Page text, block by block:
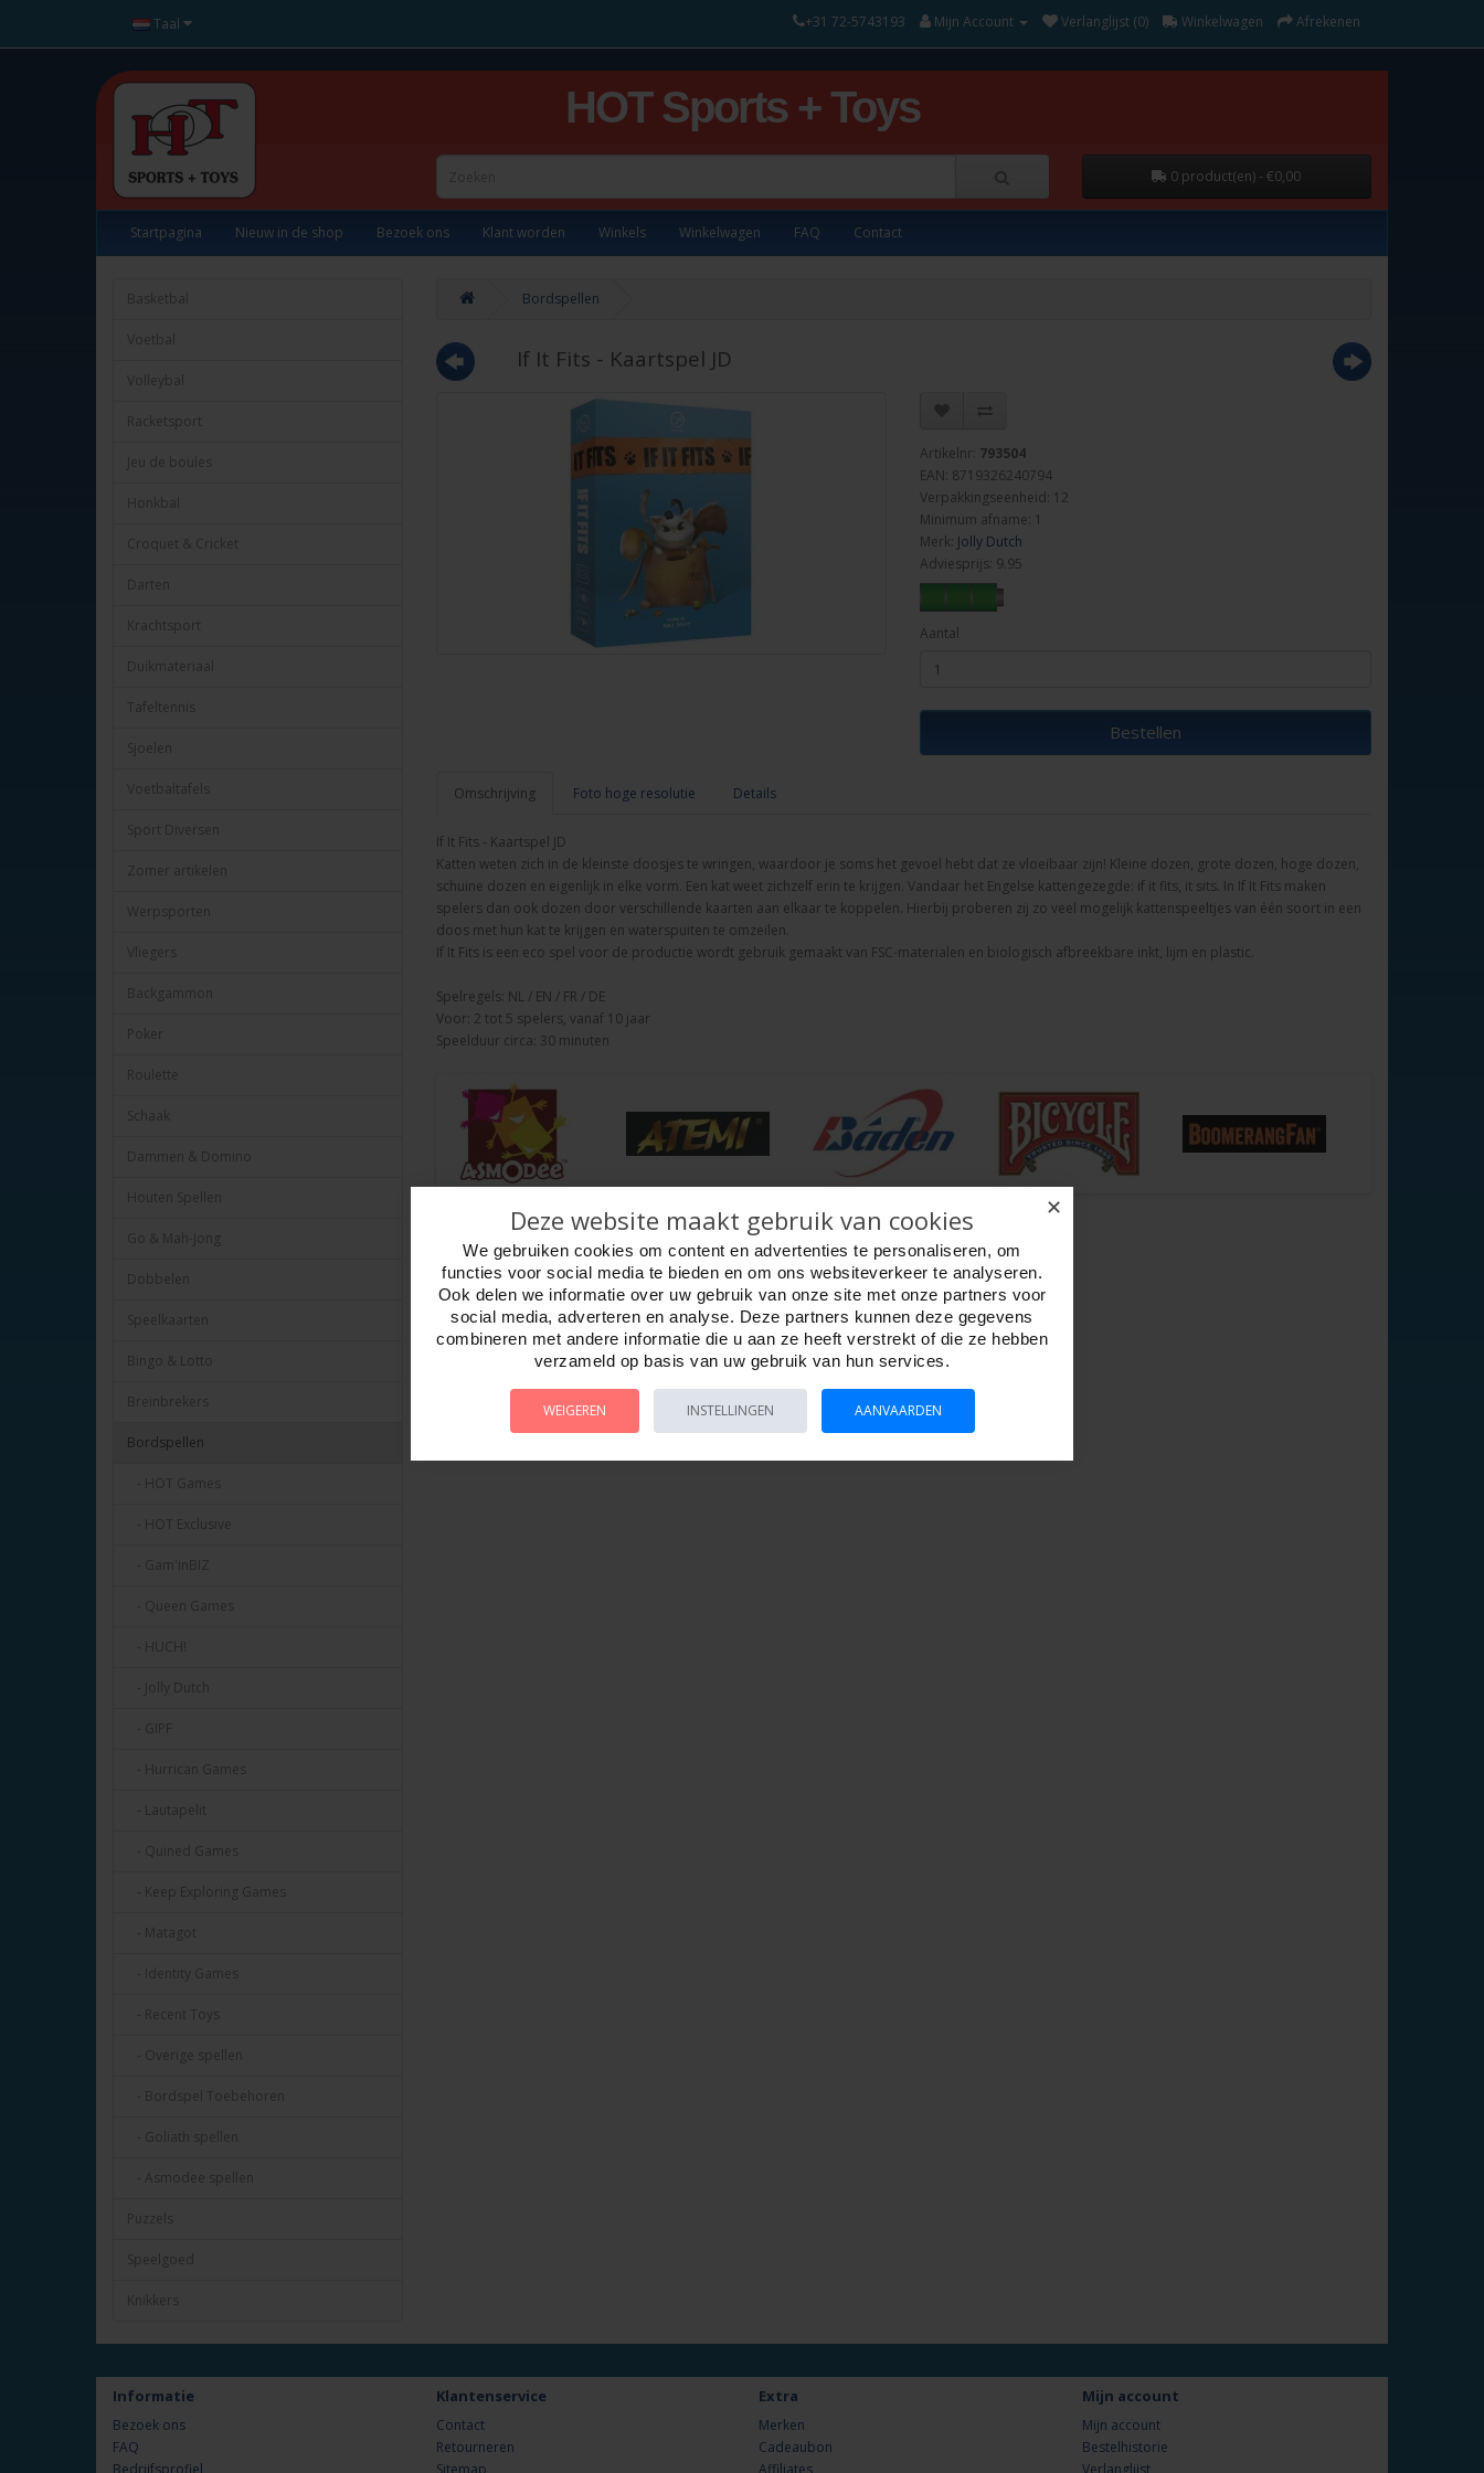
Taal +31 72-5743193 Mijn Account Verlanglijst (0) Winkelwagen Afrekenen
HOT Sports + Toys
0 product(en) - €0,00
Startpagina Nieuw in de shop Bezoek ons Klant worden Winkels Winkelwagen FAQ Contact
Basketbal
Voetbal
Volleybal
Racketsport
Jeu de boules
Honkbal
Croquet & Cricket
Darten
Krachtsport
Duikmateriaal
Tafeltennis
Sjoelen
Voetbaltafels
Sport Diversen
Zomer artikelen
Werpsporten
Vliegers
Backgammon
Poker
Roulette
Schaak
Dammen & Domino
Houten Spellen
Go & Mah-Jong
Dobbelen
Speelkaarten
Bingo & Lotto
Breinbrekers
Bordspellen
- HOT Games
- HOT Exclusive
- Gam'inBIZ
- Queen Games
- HUCH!
- Jolly Dutch
- GIPF
- Hurrican Games
- Lautapelit
- Quined Games
- Keep Exploring Games
- Matagot
- Identity Games
- Recent Toys
- Overige spellen
- Bordspel Toebehoren
- Goliath spellen
- Asmodee spellen
Puzzels
Speelgoed
Knikkers
Bordspellen
If It Fits - Kaartspel JD
Artikelnr: 793504
EAN: 8719326240794
Verpakkingseenheid: 12
Minimum afname: 1
Merk: Jolly Dutch
Adviesprijs: 9.95
Aantal
Bestellen
Omschrijving Foto hoge resolutie Details
If It Fits - Kaartspel JD
Katten weten zich in de kleinste doosjes te wringen, waardoor je soms het gevoel hebt dat ze vloeibaar zijn! Kleine dozen, grote dozen, hoge dozen,
schuine dozen en eigenlijk in elke vorm. Een kat weet zichzelf erin te krijgen. Vandaar het Engelse kattengezegde: if it fits, it sits. In If It Fits maken
spelers dan ook dozen door verschillende kaarten aan elkaar te koppelen. Hierbij proberen zij zo veel mogelijk kattenspeeltjes van één soort in een
doos met hun kat te krijgen en waterspuiten te omzeilen.
If It Fits is een eco spel voor de productie wordt gebruik gemaakt van FSC-materialen en biologisch afbreekbare inkt, lijm en plastic.
Spelregels: NL / EN / FR / DE
Voor: 2 tot 5 spelers, vanaf 10 jaar
Speelduur circa: 30 minuten
Informatie
Bezoek ons
FAQ
Bedrijfsprofiel
Klantenservice
Contact
Retourneren
Sitemap
Extra
Merken
Cadeaubon
Affiliates
Mijn account
Mijn account
Bestelhistorie
Verlanglijst
✕
Deze website maakt gebruik van cookies
We gebruiken cookies om content en advertenties te personaliseren, om
functies voor social media te bieden en om ons websiteverkeer te analyseren.
Ook delen we informatie over uw gebruik van onze site met onze partners voor
social media, adverteren en analyse. Deze partners kunnen deze gegevens
combineren met andere informatie die u aan ze heeft verstrekt of die ze hebben
verzameld op basis van uw gebruik van hun services.
WEIGEREN INSTELLINGEN AANVAARDEN